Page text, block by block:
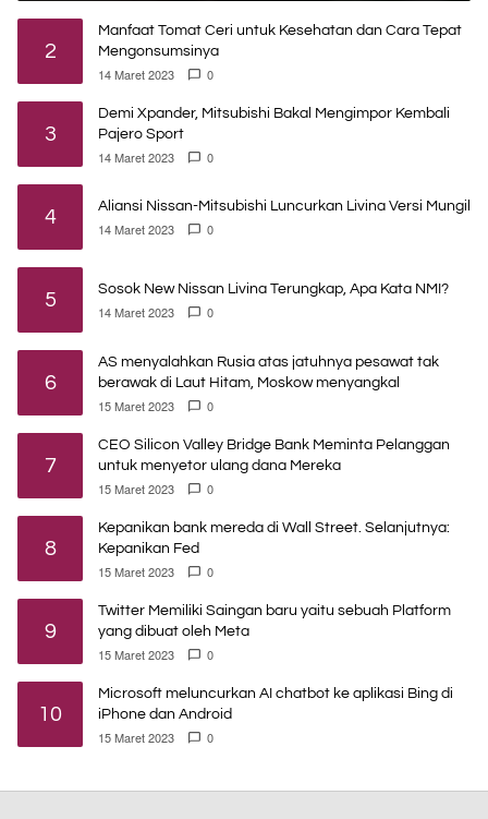
2
Manfaat Tomat Ceri untuk Kesehatan dan Cara Tepat
Mengonsumsinya
14 Maret 2023 0
3
Demi Xpander, Mitsubishi Bakal Mengimpor Kembali
Pajero Sport
14 Maret 2023 0
4 Aliansi Nissan-Mitsubishi Luncurkan Livina Versi Mungil
14 Maret 2023 0
5 Sosok New Nissan Livina Terungkap, Apa Kata NMI?
14 Maret 2023 0
6
AS menyalahkan Rusia atas jatuhnya pesawat tak
berawak di Laut Hitam, Moskow menyangkal
15 Maret 2023 0
7
CEO Silicon Valley Bridge Bank Meminta Pelanggan
untuk menyetor ulang dana Mereka
15 Maret 2023 0
8
Kepanikan bank mereda di Wall Street. Selanjutnya:
Kepanikan Fed
15 Maret 2023 0
9
Twitter Memiliki Saingan baru yaitu sebuah Platform
yang dibuat oleh Meta
15 Maret 2023 0
10
Microsoft meluncurkan AI chatbot ke aplikasi Bing di
iPhone dan Android
15 Maret 2023 0